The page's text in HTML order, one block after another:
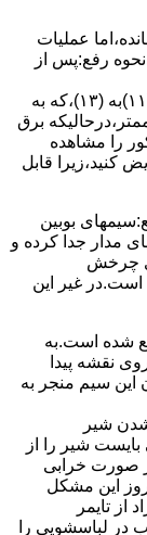
ﻋﻤﻠﯿﺎت
اﺳﺖ.نحوه رﻓﻊ:ﭘﺲ از
ﻫﯿﺪرواﺳﺘﺎت،میبایست ﮐﻨﺘﺎﮐﺖ ﻣﺸﺘﺮک شماره (۱۱)به (۱۳)،ﮐﻪ ﺑﻪ
ﺑﺮق
را ﻣﺸﺎﻫﺪه
ﮐﻨﯿﺪ،زﯾﺮا قابل
ﺑﻮﺑﯿﻦ
ﻣﺪار ﺟﺪا کرده و
ﺻﺪای ﭼﺮﺧﺶ
اﺳﺖ.در ﻏﯿﺮ اﯾﻦ
ﺷﺪه اﺳﺖ.به
ﻧﻘﺸﻪ ﭘﯿﺪا
اﯾﻦ ﺳﯿﻢ ﻣﻨﺠﺮ ﺑﻪ
ﺷﺪن ﺷﯿﺮ
ﺷﯿﺮ را از
صورت خرابی
این مشکل
تایمر
در لباسشویی را